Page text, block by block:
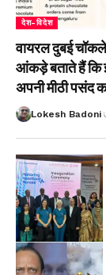
देश-विदेश
वायरल दुबई
आंकड़े बताते हैं कि
अपनी मीठी पसंद
Lokesh Badoni